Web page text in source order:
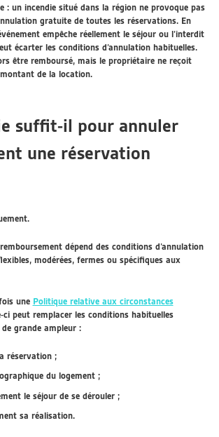
:un incendie situé dans la région ne provoque pas
gratuite de toutes les réservations. En
empêche réellement le séjour ou l’interdit
écarter les conditions d’annulation habituelles.
être remboursé, mais le propriétaire ne reçoit
de la location.
suffit-il pour annuler
une réservation
dépend des conditions d’annulation
modérées, fermes ou spécifiques aux
une Politique relative aux circonstances
ci peut remplacer les conditions habituelles
grande ampleur :
réservation ;
du logement ;
le séjour de se dérouler ;
sa réalisation.